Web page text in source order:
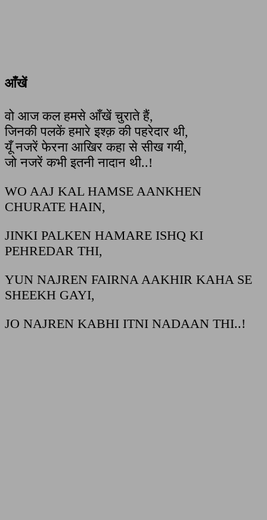
आँखें
वो आज कल हमसे आँखें चुराते हैं,
जिनकी पलकें हमारे इश्क़ की पहरेदार थी,
यूँ नजरें फेरना आखिर कहा से सीख गयी,
जो नजरें कभी इतनी नादान थी..!
WO AAJ KAL HAMSE AANKHEN
CHURATE HAIN,
JINKI PALKEN HAMARE ISHQ KI
PEHREDAR THI,
YUN NAJREN FAIRNA AAKHIR KAHA SE
SHEEKH GAYI,
JO NAJREN KABHI ITNI NADAAN THI..!